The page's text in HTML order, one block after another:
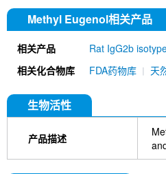
Methyl Eugenol相关产品
相关产品 Rat IgG2b
MU)
Rat IgG1
Farrerol
Chlorogenic Acid
Hyaluronic acid
Pamrevlumab
相关化合物库 FDA药物库 天
生物活性
产品描述